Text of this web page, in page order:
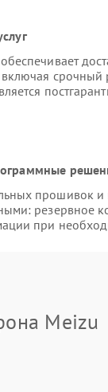
срочный
прошивок и
резервное
при
Meizu